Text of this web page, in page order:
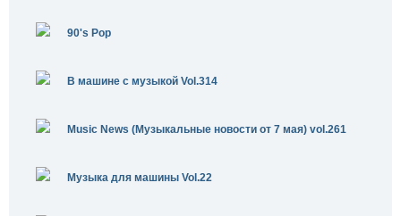
90's Pop
В машине с музыкой Vol.314
Music News (Музыкальные новости от 7 мая) vol.261
Музыка для машины Vol.22